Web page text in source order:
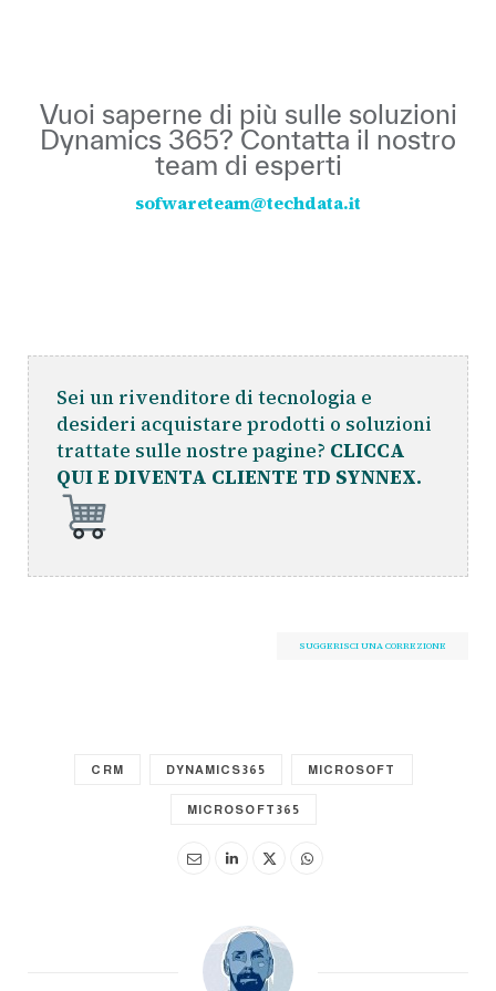
Vuoi saperne di più sulle soluzioni
Dynamics 365? Contatta il nostro
team di esperti
sofwareteam@techdata.it
Sei un rivenditore di tecnologia e
desideri acquistare prodotti o soluzioni
trattate sulle nostre pagine? CLICCA
QUI E DIVENTA CLIENTE TD SYNNEX.
SUGGERISCI UNA CORREZIONE
CRM DYNAMICS365 MICROSOFT
MICROSOFT365